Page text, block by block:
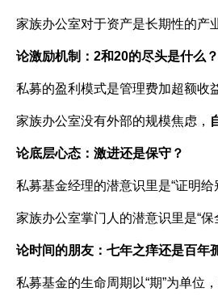
家族办公室对于资产是长期性的产
论激励机制： 2和20的尽头是什么？
私募的盈利模式是管理费加超额收
家族办公室没有外部的规模焦虑，
论底层心态：激进还是保守？
私募基金经理的潜意识里是“证明给
家族办公室掌门人的潜意识里是“保
论时间的朋友：七年之痒还是百年
私募基金的生命周期以“期”为单位